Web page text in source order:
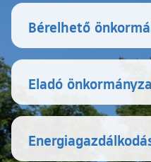
Bérelhető
Eladó